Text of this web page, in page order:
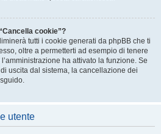
cookie”?
tutti i cookie generati da phpBB che ti
oltre a permetterti ad esempio di tenere
ha attivato la funzione. Se
uscita dal sistema, la cancellazione dei
utente